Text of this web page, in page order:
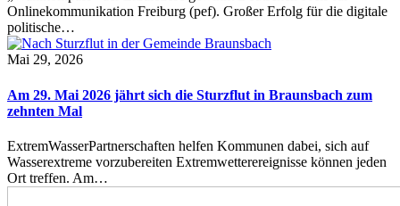
Onlinekommunikation Freiburg (pef). Großer Erfolg für die digitale
politische…
Mai 29, 2026
Am 29. Mai 2026 jährt sich die Sturzflut in Braunsbach zum
zehnten Mal
ExtremWasserPartnerschaften helfen Kommunen dabei, sich auf
Wasserextreme vorzubereiten Extremwetterereignisse können jeden
Ort treffen. Am…